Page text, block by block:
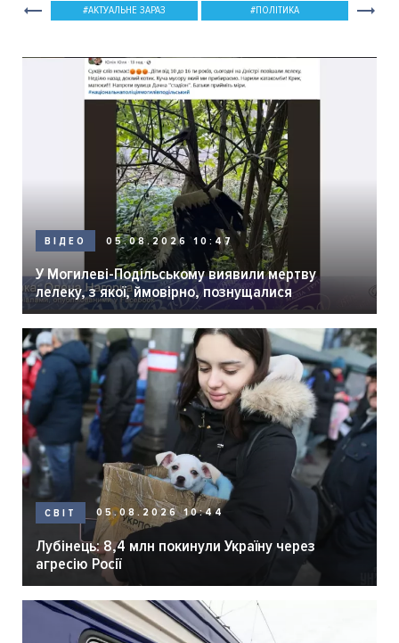
АКТУАЛЬНЕ ЗАРАЗ ПОЛІТИКА
ВІДЕО 05.08.2026 10:47
У Могилеві-Подільському виявили мертву
лелеку, з якої, ймовірно, познущалися
СВІТ 05.08.2026 10:44
Лубінець: 8,4 млн покинули Україну через
агресію Росії